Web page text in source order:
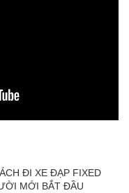
ĐI XE ĐẠP FIXED
MỚI BẮT ĐẦU